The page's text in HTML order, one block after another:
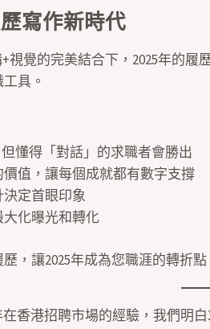
寫作新時代
視覺的完美結合下，2025年的
具。
懂得「對話」的求職者會勝出
值，讓每個成就都有數字支撐
定首眼印象
化曝光和轉化
，讓2025年成為您職涯的轉折點
香港招聘市場的經驗，我們明